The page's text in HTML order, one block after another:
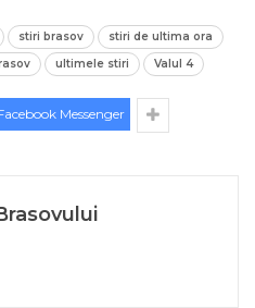
stiri brasov
stiri de ultima ora
ultimele stiri Valul 4
Messenger